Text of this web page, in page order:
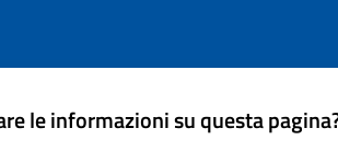
le informazioni su questa